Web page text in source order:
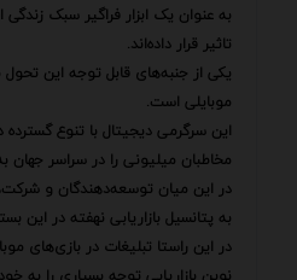
به عنوان یک ابزار فراگیر سبک زندگی
تاثیر قرار داده‌اند.
یکی از جنبه‌های قابل توجه این
موبایلی است.
این سرگرمی دیجیتال با تنوع
مخاطبان میلیونی را در سراسر
در این میان توسعه‌دهندگان و
به پتانسیل بازاریابی نهفته در این
در این راستا تبلیغات در بازی‌های